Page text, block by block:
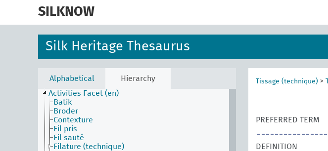
SILKNOW
Silk Heritage Thesaurus
Alphabetical
Hierarchy
Activities Facet (en)
Batik
Broder
Contexture
Fil pris
Fil sauté
Filature (technique)
Tissage (technique) >
PREFERRED TERM
DEFINITION